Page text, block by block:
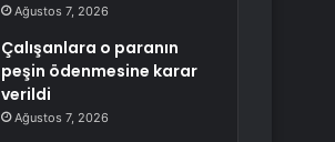
Ağustos 7, 2026
Çalışanlara o paranın
peşin ödenmesine karar
verildi
Ağustos 7, 2026